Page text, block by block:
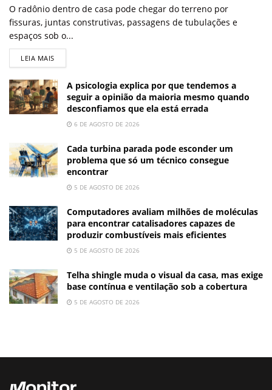
O radônio dentro de casa pode chegar do terreno por
fissuras, juntas construtivas, passagens de tubulações e
espaços sob o...
LEIA MAIS
A psicologia explica por que tendemos a
seguir a opinião da maioria mesmo quando
desconfiamos que ela está errada
6 DE AGOSTO DE 2026
Cada turbina parada pode esconder um
problema que só um técnico consegue
encontrar
5 DE AGOSTO DE 2026
Computadores avaliam milhões de moléculas
para encontrar catalisadores capazes de
produzir combustíveis mais eficientes
5 DE AGOSTO DE 2026
Telha shingle muda o visual da casa, mas exige
base contínua e ventilação sob a cobertura
5 DE AGOSTO DE 2026